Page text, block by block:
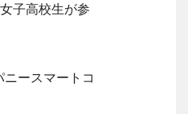
子高校生が参
ースマートコ